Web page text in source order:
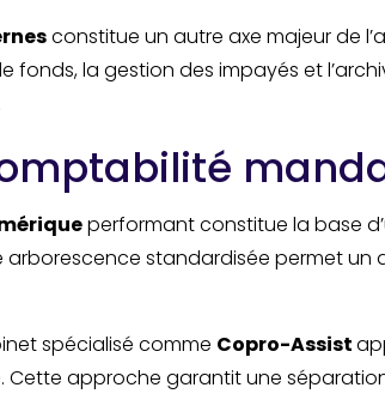
constitue un autre axe majeur de
fonds, la gestion des impayés et
performant constitue la base
arborescence standardisée permet un
spécialisé comme Copro-Assist
Cette approche garantit une